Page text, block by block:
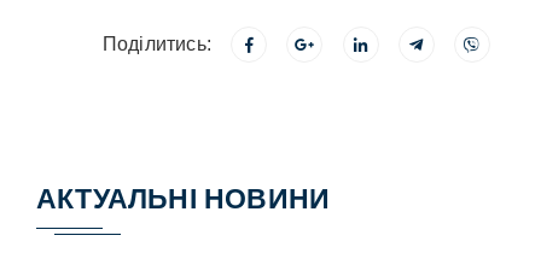
Поділитись:
АКТУАЛЬНІ НОВИНИ